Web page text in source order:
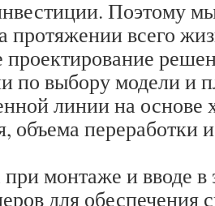
Поэтому
протяжении всего
проектирование
по выбору модели и
линии на основе
объема переработки
монтаже и вводе в
для обеспечения